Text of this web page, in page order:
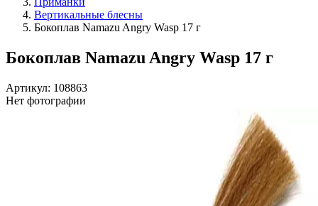
Вертикальные блесны
Бокоплав Namazu Angry Wasp 17 г
Бокоплав Namazu Angry Wasp 17 г
Артикул: 108863
Нет фотографии